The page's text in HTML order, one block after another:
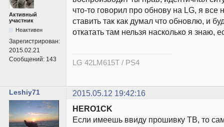
Активный
участник
Неактивен
Зарегистрирован:
2015.02.21
Сообщений: 143
что-то говорил про обнову на LG, я все
ставить так как думал что обновлю, и
откатать там нельзя насколько я знаю,
LG 42LM615T / PS4
Leshiy71 2015.05.12 19:42:16
HERO1CK
Если имеешь ввиду прошивку ТВ, то